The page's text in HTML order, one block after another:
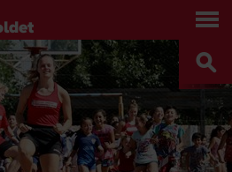
Turné, show og workshop
Sponsorer